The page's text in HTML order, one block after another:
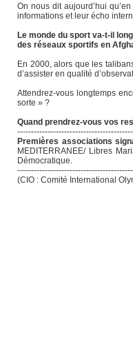
On nous dit aujourd’hui
informations et leur écho
Le monde du sport va-t-il
des réseaux sportifs en
En 2000, alors que les
d’assister en qualité
Attendrez-vous longtemps
sorte » ?
Quand prendrez-vous vos
Premières associations
MEDITERRANEE/ Libres
Démocratique.
(CIO : Comité International